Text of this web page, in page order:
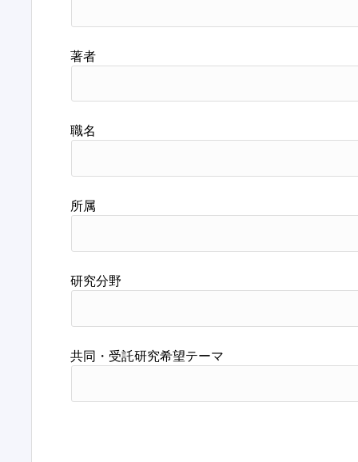
著者
職名
所属
研究分野
共同・受託研究希望テーマ